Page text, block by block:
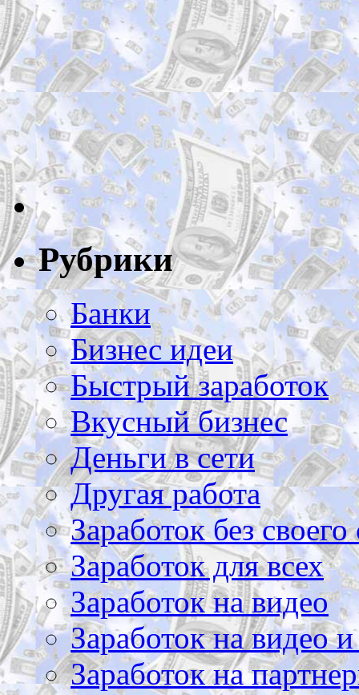
Рубрики
Банки
Бизнес идеи
Быстрый заработок
Вкусный бизнес
Деньги в сети
Другая работа
Заработок без своего
Заработок для всех
Заработок на видео
Заработок на видео
Заработок на